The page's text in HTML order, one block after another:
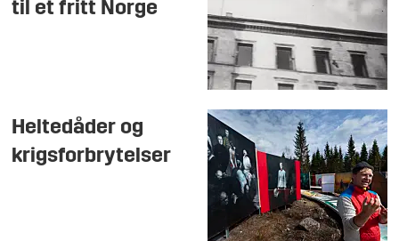
til et fritt Norge
Heltedåder og
krigsforbrytelser